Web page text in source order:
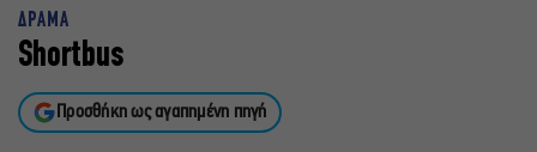
ΔΡΑΜΑ
Shortbus
Προσθήκη ως αγαπημένη πηγή